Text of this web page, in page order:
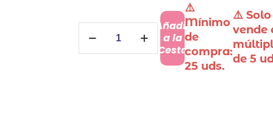
Detalle
Añadir
a la
Cesta
⚠️
Mínimo
de
compra:
25 uds.
⚠️ Solo
vende
de 5